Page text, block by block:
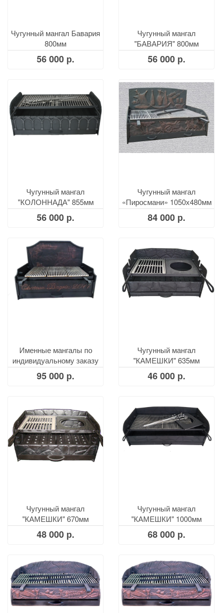
Чугунный мангал Бавария
800мм
56 000 р.
Чугунный мангал
"БАВАРИЯ" 800мм
овальная
56 000 р.
Чугунный мангал
"КОЛОННАДА" 855мм
56 000 р.
Чугунный мангал
«Пиросмани» 1050х480мм
84 000 р.
Именные мангалы по
индивидуальному заказу
95 000 р.
Чугунный мангал
"КАМЕШКИ" 635мм
46 000 р.
Чугунный мангал
"КАМЕШКИ" 670мм
48 000 р.
Чугунный мангал
"КАМЕШКИ" 1000мм
68 000 р.